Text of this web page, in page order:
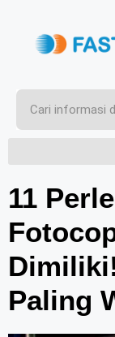
11
Paling